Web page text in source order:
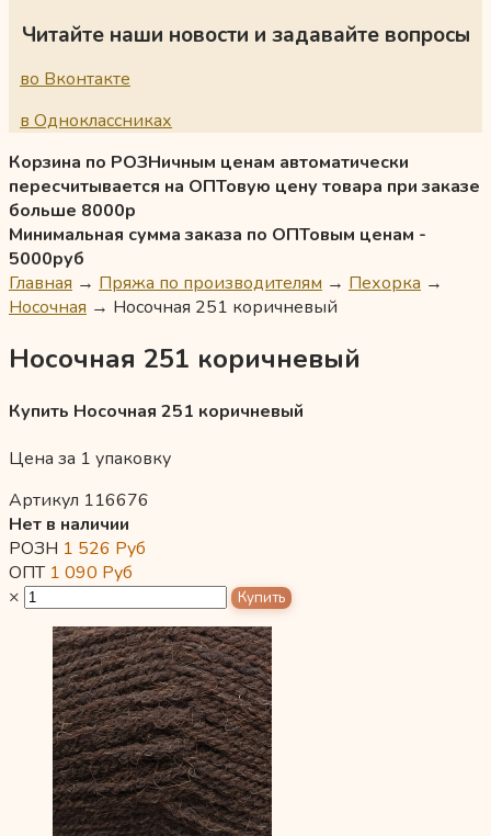
Читайте наши новости и задавайте вопросы
во Вконтакте
в Одноклассниках
Корзина по РОЗНичным ценам автоматически
пересчитывается на ОПТовую цену товара при заказе
больше 8000р
Минимальная сумма заказа по ОПТовым ценам -
5000руб
Главная → Пряжа по производителям → Пехорка →
Носочная → Носочная 251 коричневый
Носочная 251 коричневый
Купить Носочная 251 коричневый
Цена за 1 упаковку
Артикул 116676
Нет в наличии
РОЗН 1 526 Руб
ОПТ 1 090 Руб
×